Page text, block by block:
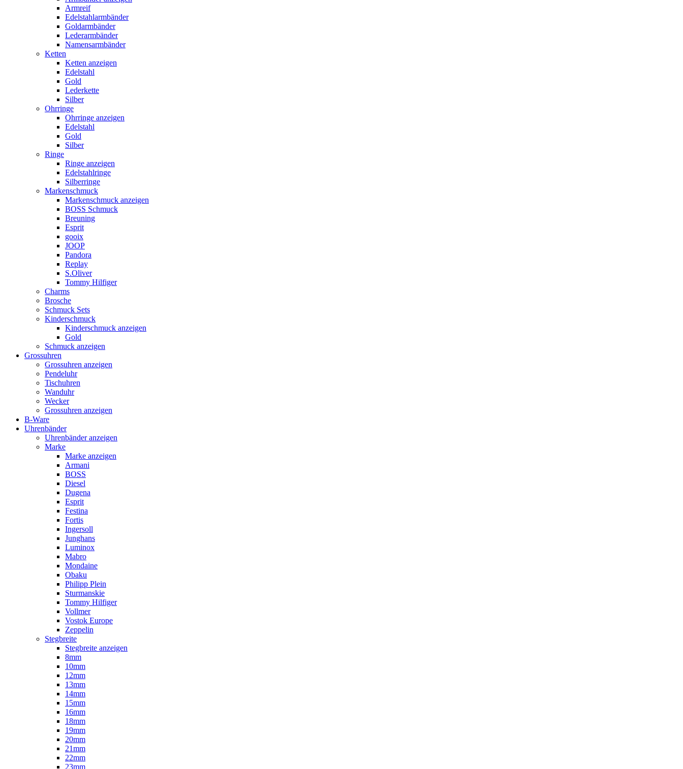
Armreif
Edelstahlarmbänder
Goldarmbänder
Lederarmbänder
Namensarmbänder
Ketten
Ketten anzeigen
Edelstahl
Gold
Lederkette
Silber
Ohrringe
Ohrringe anzeigen
Edelstahl
Gold
Silber
Ringe
Ringe anzeigen
Edelstahlringe
Silberringe
Markenschmuck
Markenschmuck anzeigen
BOSS Schmuck
Breuning
Esprit
gooix
JOOP
Pandora
Replay
S.Oliver
Tommy Hilfiger
Charms
Brosche
Schmuck Sets
Kinderschmuck
Kinderschmuck anzeigen
Gold
Schmuck anzeigen
Grossuhren
Grossuhren anzeigen
Pendeluhr
Tischuhren
Wanduhr
Wecker
Grossuhren anzeigen
B-Ware
Uhrenbänder
Uhrenbänder anzeigen
Marke
Marke anzeigen
Armani
BOSS
Diesel
Dugena
Esprit
Festina
Fortis
Ingersoll
Junghans
Luminox
Mabro
Mondaine
Obaku
Philipp Plein
Sturmanskie
Tommy Hilfiger
Vollmer
Vostok Europe
Zeppelin
Stegbreite
Stegbreite anzeigen
8mm
10mm
12mm
13mm
14mm
15mm
16mm
18mm
19mm
20mm
21mm
22mm
23mm